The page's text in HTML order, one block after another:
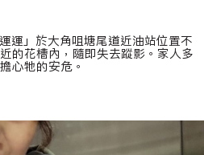
運」於大角咀塘尾道近油站位置不
的花槽內，隨即失去蹤影。家人多
心牠的安危。